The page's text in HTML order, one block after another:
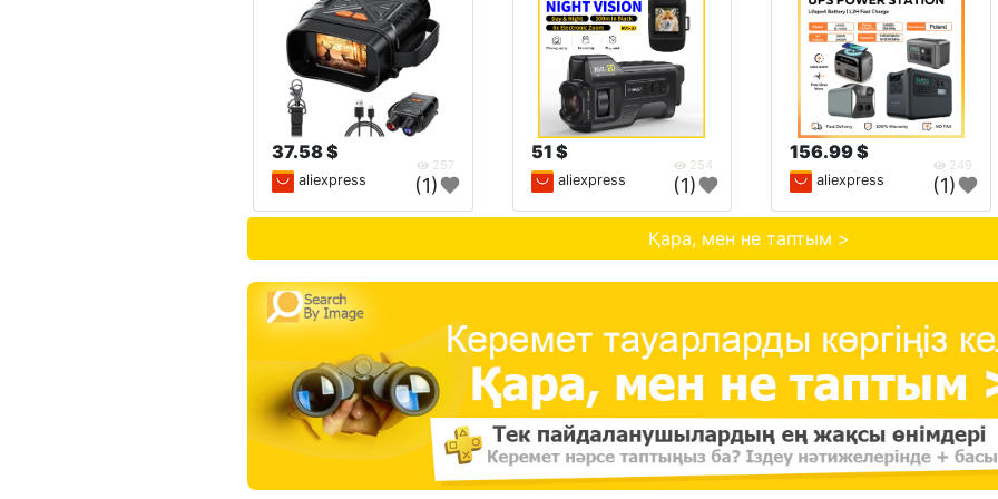
37.58 $
257
aliexpress (1)
51 $
254
aliexpress (1)
156.99 $
249
aliexpress (1)
Қара, мен не таптым >